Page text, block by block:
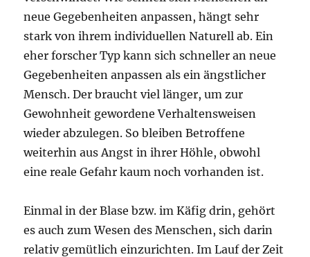
neue Gegebenheiten anpassen, hängt sehr
stark von ihrem individuellen Naturell ab. Ein
eher forscher Typ kann sich schneller an neue
Gegebenheiten anpassen als ein ängstlicher
Mensch. Der braucht viel länger, um zur
Gewohnheit gewordene Verhaltensweisen
wieder abzulegen. So bleiben Betroffene
weiterhin aus Angst in ihrer Höhle, obwohl
eine reale Gefahr kaum noch vorhanden ist.
Einmal in der Blase bzw. im Käfig drin, gehört
es auch zum Wesen des Menschen, sich darin
relativ gemütlich einzurichten. Im Lauf der Zeit